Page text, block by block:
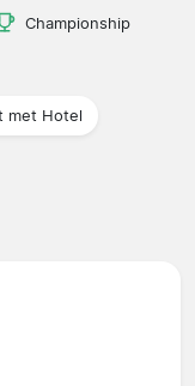
Championship
met Hotel